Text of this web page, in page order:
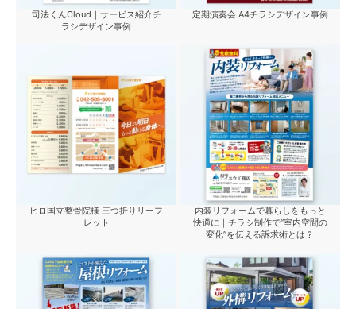
司法くんCloud｜サービス紹介チ
ラシデザイン事例
定期演奏会 A4チラシデザイン事例
ヒロ国立整骨院様 三つ折りリーフ
レット
内装リフォームで暮らしをもっと
快適に｜チラシ制作で“室内空間の
変化”を伝える訴求術とは？